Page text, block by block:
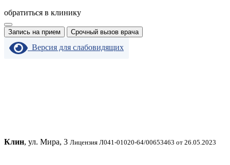
обратиться в клинику
Запись на прием Срочный вызов врача
Версия для слабовидящих
Клин, ул. Мира, 3 Лицензия Л041-01020-64/00653463 от 26.05.2023